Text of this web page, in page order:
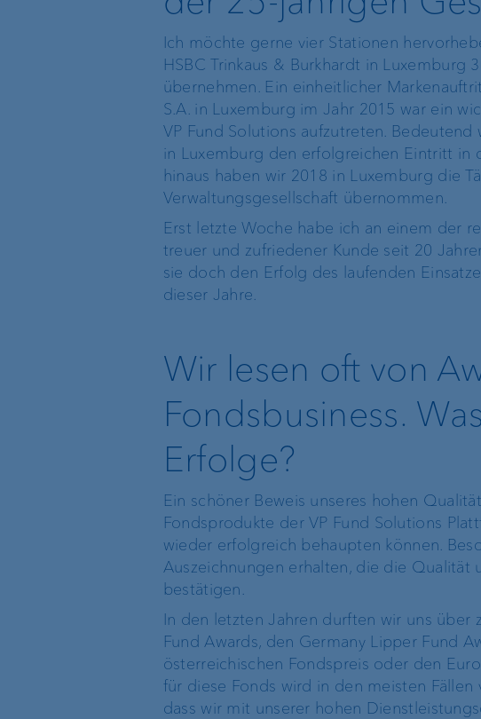
Offenlegungen
Geschäftsleitung
Newsletter
Karriere
Auszeichnungen
Ich möchte gerne vier Stationen
HSBC Trinkaus & Burkhardt in
übernehmen. Ein einheitlicher
S.A. in Luxemburg im Jahr 2015 war ein
VP Fund Solutions aufzutreten.
in Luxemburg den erfolgreichen Eintritt in
hinaus haben wir 2018 in Luxemburg die
Verwaltungsgesellschaft übernommen.
Erst letzte Woche habe ich an einem der
treuer und zufriedener Kunde seit 20
sie doch den Erfolg des laufenden
dieser Jahre.
Wir lesen oft von
Fondsbusiness.
Erfolge?
Ein schöner Beweis unseres hohen
Fondsprodukte der VP Fund Solutions
wieder erfolgreich behaupten können.
Auszeichnungen erhalten, die die Qualität
bestätigen.
In den letzten Jahren durften wir uns über
Fund Awards, den Germany Lipper Fund
österreichischen Fondspreis oder den
für diese Fonds wird in den meisten
dass wir mit unserer hohen